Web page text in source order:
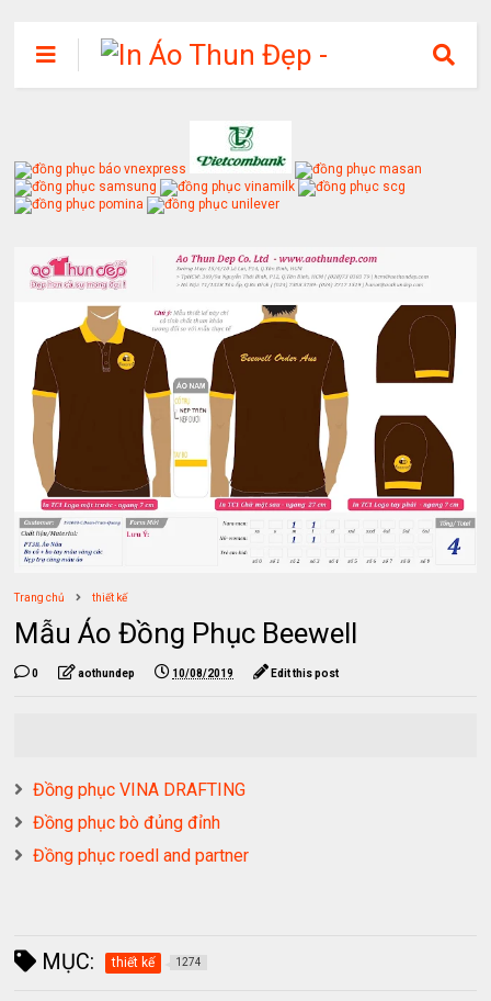
Trang chủ thiết kế
Mẫu Áo Đồng Phục Beewell
0 aothundep 10/08/2019 Edit this post
Đồng phục VINA DRAFTING
Đồng phục bò đủng đỉnh
Đồng phục roedl and partner
MỤC: thiết kế 1274